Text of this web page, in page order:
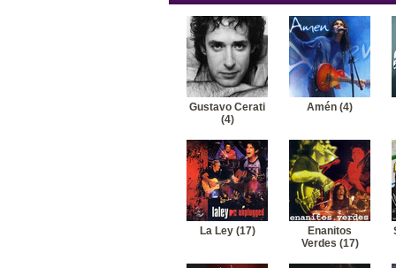
18
El Tri-Mente rockera
19
El Tri-Oye cantinero
20
El Tri-Chilango incomprenido
21
El Tri-El niño sin amor
22
El Tri-Esclavo del Rock and Roll
23
El Tri-Metro balderas
El Tri-El vicioso
Gustavo Cerati
(4)
Amén (4)
La Ley (17)
Enanitos
Verdes (17)